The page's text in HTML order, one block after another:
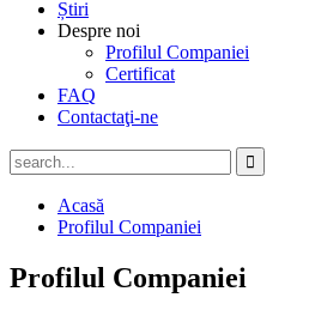
Știri
Despre noi
Profilul Companiei
Certificat
FAQ
Contactaţi-ne
Acasă
Profilul Companiei
Profilul Companiei